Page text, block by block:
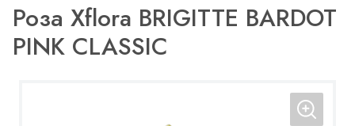
Роза Xflora BRIGITTE BARDOT
PINK CLASSIC